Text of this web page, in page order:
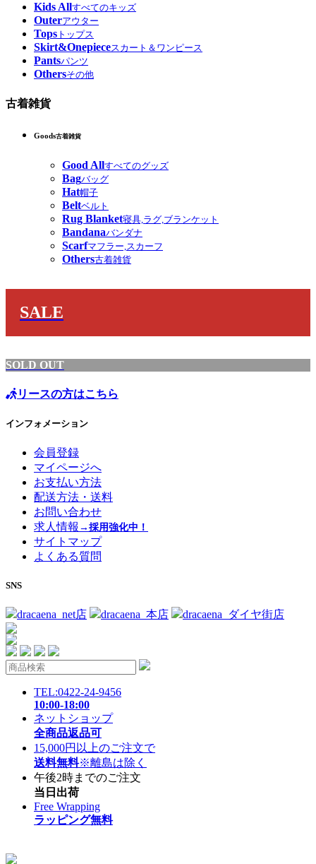
Kids Allすべてのキッズ
Outerアウター
Tops トップス
Skirt&Onepieceスカート＆ワンピース
Pantsパンツ
Othersその他
古着雑貨
Goods古着雑貨
Good Allすべてのグッズ
Bagバッグ
Hat帽子
Beltベルト
Rug Blanket寝具,ラグ,ブランケット
Bandanaバンダナ
Scarfマフラー,スカーフ
Others古着雑貨
SALE
SOLD OUT
リースの方はこちら
インフォメーション
会員登録
マイページへ
お支払い方法
配送方法・送料
お問い合わせ
求人情報 →採用強化中！
サイトマップ
よくある質問
SNS
dracaena_net店 dracaena_本店 dracaena_ダイヤ街店
TEL:0422-24-9456
10:00-18:00
ネットショップ
全商品返品可
15,000円以上のご注文で
送料無料※離島は除く
午後2時までのご注文
当日出荷
Free Wrapping
ラッピング無料